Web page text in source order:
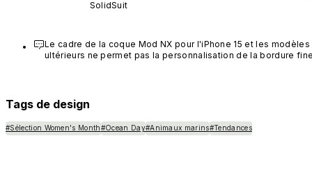
SolidSuit
Le cadre de la coque Mod NX pour l'iPhone 15 et les modèles
ultérieurs ne permet pas la personnalisation de la bordure
Tags de design
#Sélection Women's Month#Ocean Day#Animaux marins#Tendances